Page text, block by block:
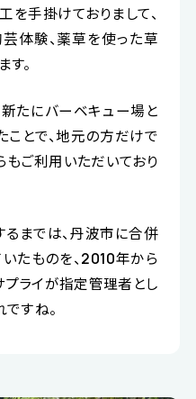
を手掛けておりまして、
体験、薬草を使った草
。
新たにバーベキュー場と
ことで、地元の方だけで
もご利用いただいており
るまでは、丹波市に合併
たものを、2010年から
プライが指定管理者とし
すね。